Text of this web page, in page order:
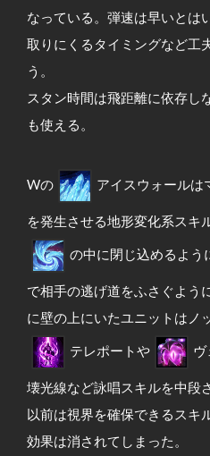
なっている。弾速は早いとは
取りにくるタイミングなど工
う。
スタン時間は飛距離に依存し
も使える。
Wの アイスウォールは
を発生させる地形変化系スキル
の中に閉じ込めるよう
で相手の逃げ道をふさぐよう
に壁の上にいたユニットはノ
テレポートや ヴ
壊光線など詠唱スキルを中段
以前は視界を確保できるスキ
効果は消されてしまった。